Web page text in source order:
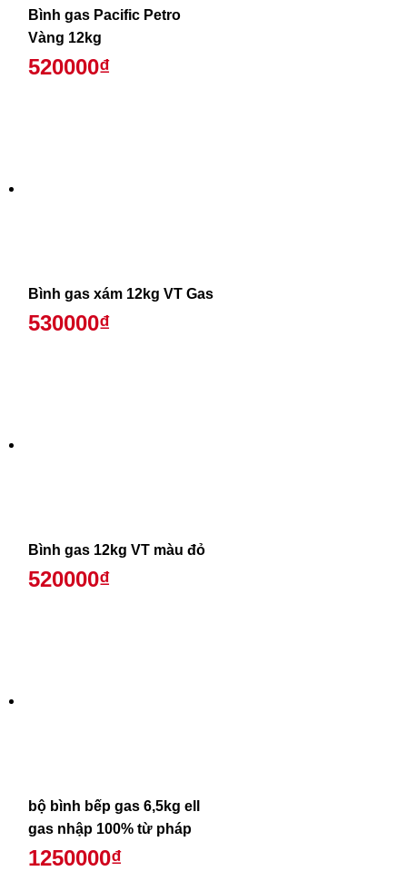
Bình gas Pacific Petro
Vàng 12kg
520000₫
Bình gas xám 12kg VT Gas
530000₫
Bình gas 12kg VT màu đỏ
520000₫
bộ bình bếp gas 6,5kg ell
gas nhập 100% từ pháp
1250000₫